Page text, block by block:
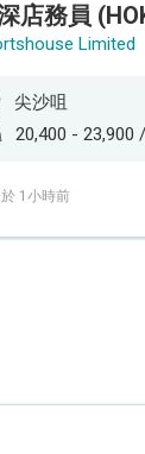
店務員
Limited
尖沙咀
20,400 - 23,900
1小時前